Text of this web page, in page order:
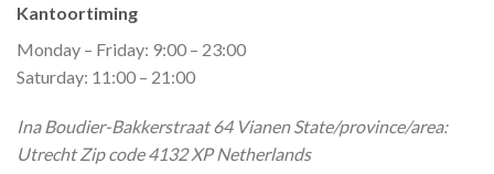
Kantoortiming
Monday – Friday: 9:00 – 23:00
Saturday: 11:00 – 21:00
Ina Boudier-Bakkerstraat 64 Vianen State/province/area:
Utrecht Zip code 4132 XP Netherlands